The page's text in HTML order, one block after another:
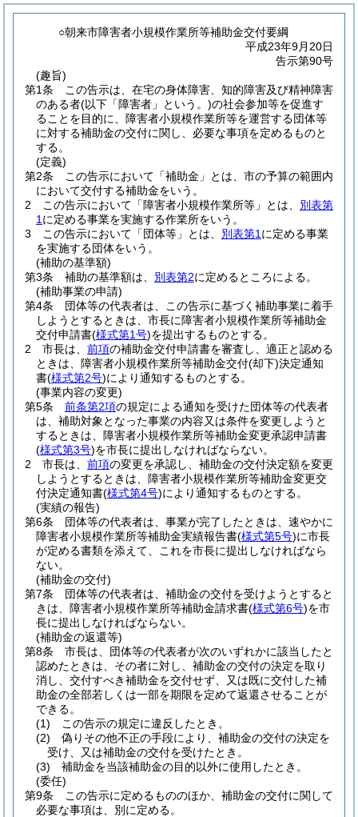
○朝来市障害者小規模作業所等補助金交付要綱
平成23年9月20日
告示第90号
(趣旨)
第1条
この告示は、在宅の身体障害、知的障害及び精神障害
のある者(以下「障害者」という。)の社会参加等を促進す
ることを目的に、障害者小規模作業所等を運営する団体等
に対する補助金の交付に関し、必要な事項を定めるものと
する。
(定義)
第2条
この告示において「補助金」とは、市の予算の範囲内
において交付する補助金をいう。
2
この告示において「障害者小規模作業所等」とは、 別表第
1 に定める事業を実施する作業所をいう。
3
この告示において「団体等」とは、 別表第1 に定める事業
を実施する団体をいう。
(補助の基準額)
第3条
補助の基準額は、 別表第2に定めるところによる。
(補助事業の申請)
第4条
団体等の代表者は、この告示に基づく補助事業に着手
しようとするときは、市長に障害者小規模作業所等補助金
交付申請書(様式第1号)を提出するものとする。
2
市長は、 前項の補助金交付申請書を審査し、適正と認める
ときは、障害者小規模作業所等補助金交付(却下)決定通知
書(様式第2号)により通知するものとする。
(事業内容の変更)
第5条
前条第2項の規定による通知を受けた団体等の代表者
は、補助対象となった事業の内容又は条件を変更しようと
するときは、障害者小規模作業所等補助金変更承認申請書
(様式第3号)を市長に提出しなければならない。
2
市長は、 前項の変更を承認し、補助金の交付決定額を変更
しようとするときは、障害者小規模作業所等補助金変更交
付決定通知書(様式第4号)により通知するものとする。
(実績の報告)
第6条
団体等の代表者は、事業が完了したときは、速やかに
障害者小規模作業所等補助金実績報告書(様式第5号)に市長
が定める書類を添えて、これを市長に提出しなければなら
ない。
(補助金の交付)
第7条
団体等の代表者は、補助金の交付を受けようとすると
きは、障害者小規模作業所等補助金請求書(様式第6号)を市
長に提出しなければならない。
(補助金の返還等)
第8条
市長は、団体等の代表者が次のいずれかに該当したと
認めたときは、その者に対し、補助金の交付の決定を取り
消し、交付すべき補助金を交付せず、又は既に交付した補
助金の全部若しくは一部を期限を定めて返還させることが
できる。
(1)
この告示の規定に違反したとき。
(2)
偽りその他不正の手段により、補助金の交付の決定を
受け、又は補助金の交付を受けたとき。
(3)
補助金を当該補助金の目的以外に使用したとき。
(委任)
第9条
この告示に定めるもののほか、補助金の交付に関して
必要な事項は、別に定める。